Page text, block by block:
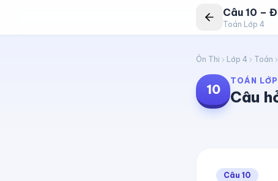
Câu 10 –
Toán Lớp 4
Ôn Thi Lớp 4 Toán
10
TOÁN
Câu
Câu 10